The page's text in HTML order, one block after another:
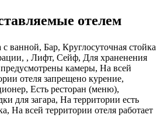
отелем
ванной, Бар, Круглосуточная стойка
, Лифт, Сейф, Для храненения
камеры, На всей
отеля запрещено курение,
Есть ресторан (меню),
для загара, На территории есть
На всей территории отеля работает